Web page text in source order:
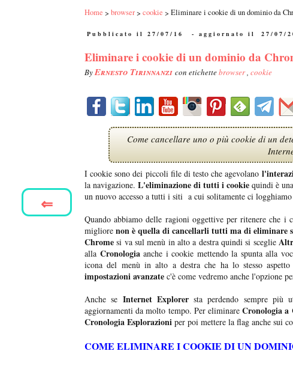
Home browser cookie Eliminare i cookie di un dominio da
Pubblicato il 27/07/16 - aggiornato il 27/07/
Eliminare i cookie di un dominio da
ByErnesto Tirinnanzi con etichettebrowser, cookie
Come cancellare uno o più cookie di un
I cookie sono dei piccoli file di testo che agevolano
la navigazione.L'eliminazione di tutti i cookie quindi è
un nuovo accesso a tutti i siti a cui solitamente ci
Quando abbiamo delle ragioni oggettive per ritenere che
migliorenon è quella di cancellarli tutti ma di eliminare
Chrome si va sul menù in alto a destra quindi si sceglie
alla Cronologiaanche i cookie mettendo la spunta alla
icona del menù in alto a destra che ha lo stesso
impostazioni avanzate c'è come vedremo anche l'opzione
Anche se Internet Explorersta perdendo sempre più
aggiornamenti da molto tempo. Per eliminareCronologia a
Cronologia Esplorazioni per poi mettere la flag anche sui
COME ELIMINARE I COOKIE DI UN
⇐